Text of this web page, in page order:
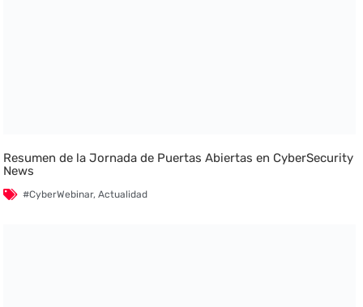
Resumen de la Jornada de Puertas Abiertas en CyberSecurity
News
#CyberWebinar,Actualidad